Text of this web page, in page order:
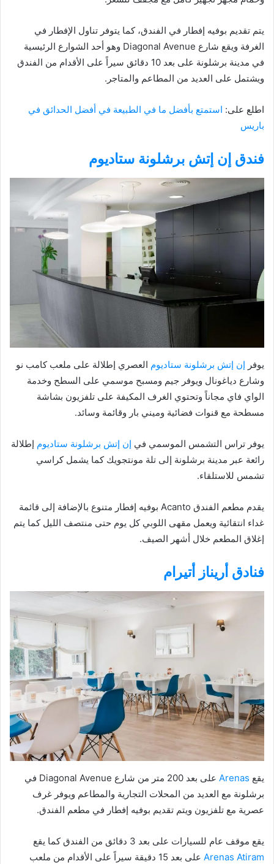
يتم تقديم بوفيه إفطار في الفندق، كما يتوفر تناول الإفطار في
الغرفة ويقع شارع Diagonal Avenue وهو أحد الشوارع الرئيسية
في مدينة برشلونة على بعد 10 دقائق سيراً على الأقدام من الفندق
ويشتمل على العديد من المطاعم والمتاجر.
اطلع على: استمتع بأفضل ما في الطبيعة في أفضل الحدائق في
باريس
فندق إن إتش برشلونة ستاديوم
يوفر إن إتش برشلونة ستاديوم العصري إطلالة على ملعب كامب نو
وشارع دياغونال ويوفر جيم ومسبح موسمي على السطح وخدمة
الواي فاي مجاناً وتحتوي الغرف المكيفة على تلفزيون بشاشة
مسطحة مع قنوات فضائية وميني بار وقائمة وسائد.
يوفر تراس التشمس الموسمي في إن إتش برشلونة ستاديوم إطلالة
رائعة عبر مدينة برشلونة إلى تلة مونتجويك كما يشمل كراسي
تشمس للاستلقاء.
يقدم مطعم الفندق Acanto بوفيه إفطار متنوع بالإضافة إلى قائمة
غداء انتقائية ويعمل مقهى اللوبي كل يوم حتى منتصف الليل كما يتم
إغلاق المطعم خلال أشهر الصيف.
فنادق أريناز أتيرام
يقع Arenas
على بعد 200 متر من شارع Diagonal Avenue في
برشلونة مع العديد من المحلات التجارية والمطاعم ويوفر غرف
عصرية مع تلفزيون ويتم تقديم بوفيه إفطار في مطعم الفندق.
يقع موقف عام للسيارات على بعد 3 دقائق من الفندق كما يقع
Arenas Atiram
على بعد 15 دقيقة سيراً على الأقدام من ملعب